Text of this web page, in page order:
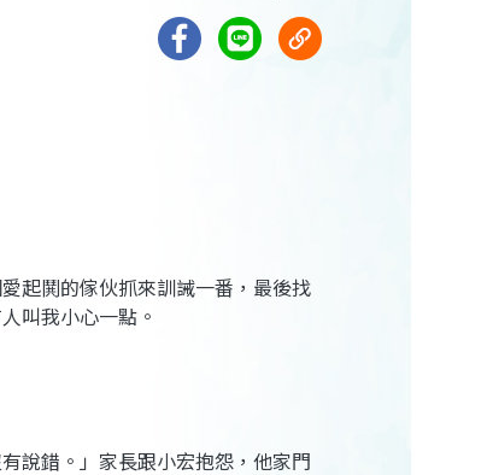
起鬨的傢伙抓來訓誡一番，最後找
叫我小心一點。
說錯。」家長跟小宏抱怨，他家門